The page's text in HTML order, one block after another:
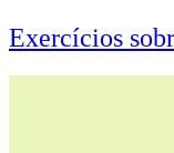
Exercícios